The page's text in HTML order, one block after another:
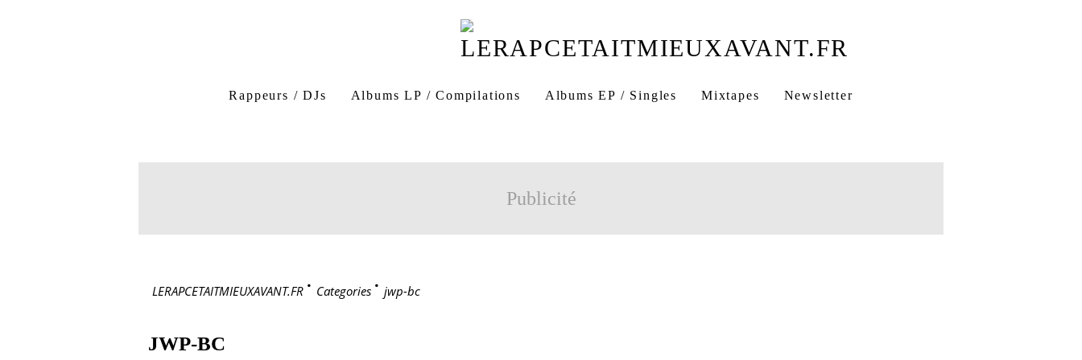
Rappeurs / DJs Albums LP / Compilations Albums EP / Singles Mixtapes Newsletter
Publicité
LERAPCETAITMIEUXAVANT.FR > Categories > jwp-bc
JWP-BC